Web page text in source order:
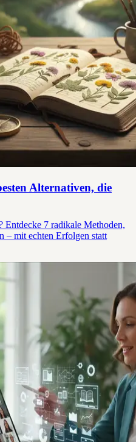
Alternativen, die
Entdecke 7 radikale Methoden,
– mit echten Erfolgen statt